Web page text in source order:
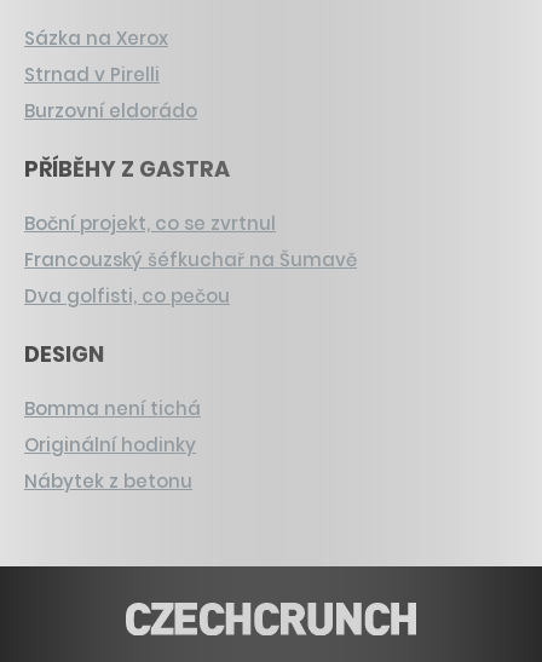
Sázka na Xerox
Strnad v Pirelli
Burzovní eldorádo
PŘÍBĚHY Z GASTRA
Boční projekt, co se zvrtnul
Francouzský šéfkuchař na Šumavě
Dva golfisti, co pečou
DESIGN
Bomma není tichá
Originální hodinky
Nábytek z betonu